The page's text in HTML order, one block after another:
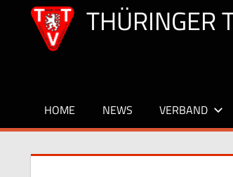
springen
THÜRINGER
Herzlich
HOME NEWS VERBAND